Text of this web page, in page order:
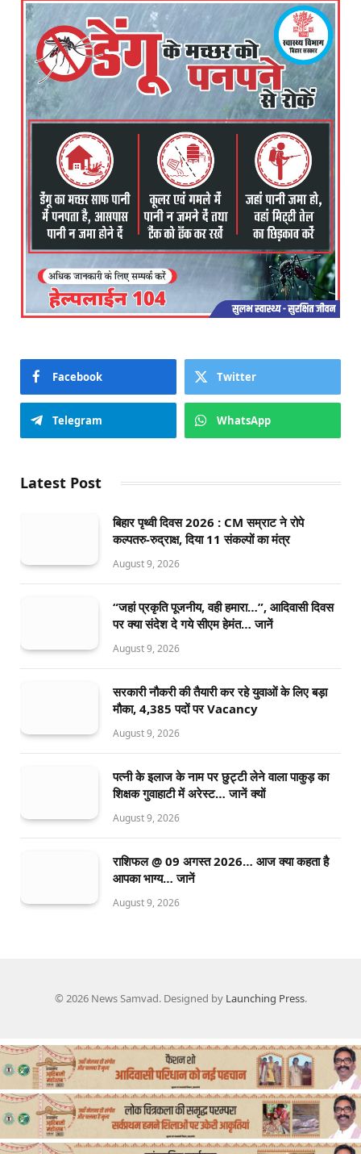
Facebook Twitter
Telegram WhatsApp
Latest Post
बिहार पृथ्वी दिवस 2026 : CM सम्राट ने रोपे
कल्पतरु-रुद्राक्ष, दिया 11 संकल्पों का मंत्र
August 9, 2026
“जहां प्रकृति पूजनीय, वही हमारा…”, आदिवासी दिवस
पर क्या संदेश दे गये सीएम हेमंत… जानें
August 9, 2026
सरकारी नौकरी की तैयारी कर रहे युवाओं के लिए बड़ा
मौका, 4,385 पदों पर Vacancy
August 9, 2026
पत्नी के इलाज के नाम पर छुट्टी लेने वाला पाकुड़ का
शिक्षक गुवाहाटी में अरेस्ट… जानें क्यों
August 9, 2026
राशिफल @ 09 अगस्त 2026… आज क्या कहता है
आपका भाग्य… जानें
August 9, 2026
© 2026 News Samvad. Designed by Launching Press.